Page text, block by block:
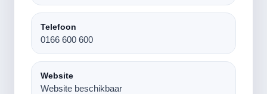
Telefoon
0166 600 600
Website
Website beschikbaar